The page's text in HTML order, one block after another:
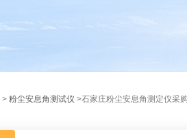
>粉尘安息角测试仪 >石家庄粉尘安息角测定仪采购